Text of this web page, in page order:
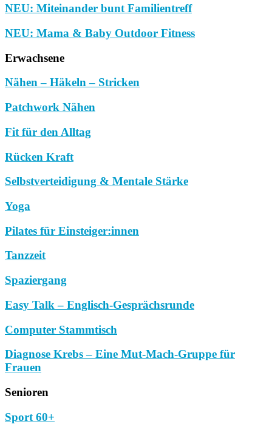
NEU: Miteinander bunt Familientreff
NEU: Mama & Baby Outdoor Fitness
Erwachsene
Nähen – Häkeln – Stricken
Patchwork Nähen
Fit für den Alltag
Rücken Kraft
Selbstverteidigung & Mentale Stärke
Yoga
Pilates für Einsteiger:innen
Tanzzeit
Spaziergang
Easy Talk – Englisch-Gesprächsrunde
Computer Stammtisch
Diagnose Krebs – Eine Mut-Mach-Gruppe für
Frauen
Senioren
Sport 60+